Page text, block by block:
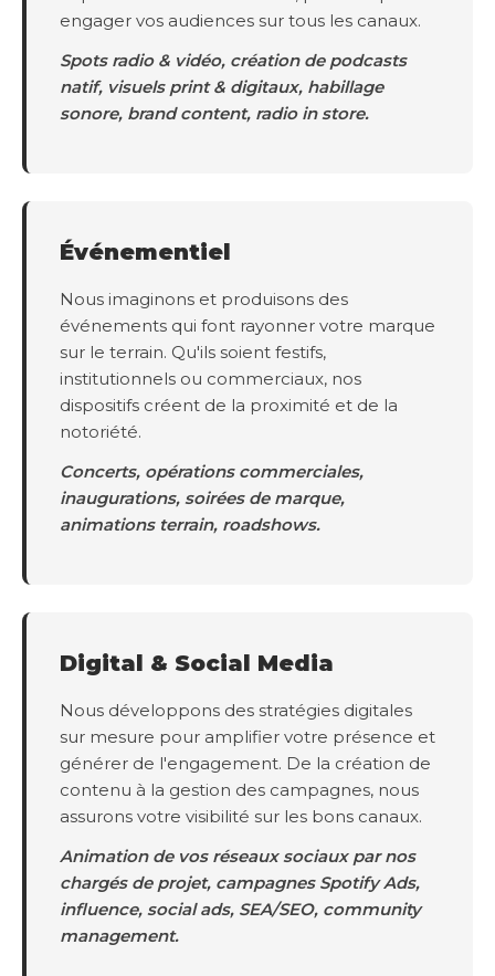
engager vos audiences sur tous les canaux.
Spots radio & vidéo, création de podcasts
natif, visuels print & digitaux, habillage
sonore, brand content, radio in store.
Événementiel
Nous imaginons et produisons des
événements qui font rayonner votre marque
sur le terrain. Qu'ils soient festifs,
institutionnels ou commerciaux, nos
dispositifs créent de la proximité et de la
notoriété.
Concerts, opérations commerciales,
inaugurations, soirées de marque,
animations terrain, roadshows.
Digital & Social Media
Nous développons des stratégies digitales
sur mesure pour amplifier votre présence et
générer de l'engagement. De la création de
contenu à la gestion des campagnes, nous
assurons votre visibilité sur les bons canaux.
Animation de vos réseaux sociaux par nos
chargés de projet, campagnes Spotify Ads,
influence, social ads, SEA/SEO, community
management.